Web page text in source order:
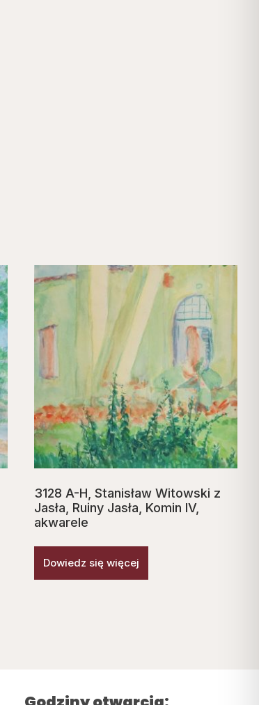
3128 A-H, Stanisław Witowski z
Jasła, Ruiny Jasła, Komin IV,
akwarele
Dowiedz się więcej